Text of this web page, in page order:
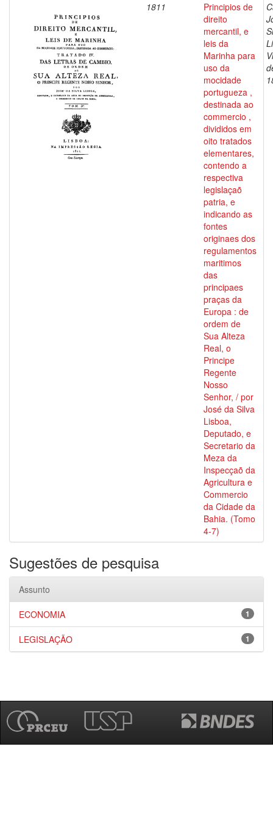
1811
Principios de
direito
mercantil, e
leis da
Marinha para
uso da
mocidade
portugueza ,
destinada ao
commercio ,
divididos em
oito tratados
elementares,
contendo a
respectiva
legislaçaõ
patria, e
indicando as
fontes
originaes dos
regulamentos
maritimos
das
principaes
praças da
Europa : de
ordem de
Sua Alteza
Real, o
Principe
Regente
Nosso
Senhor, / por
José da Silva
Lisboa,
Deputado, e
Secretario da
Meza da
Inspecçaõ da
Agricultura e
Commercio
da Cidade da
Bahia. (Tomo
4-7)
Sugestões de pesquisa
Assunto
1
ECONOMIA
1
LEGISLAÇÃO